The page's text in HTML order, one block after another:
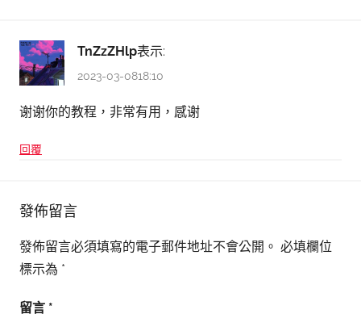
TnZzZHlp表示:
2023-03-0818:10
谢谢你的教程，非常有用，感谢
回覆
發佈留言
發佈留言必須填寫的電子郵件地址不會公開。 必填欄位
標示為 *
留言 *